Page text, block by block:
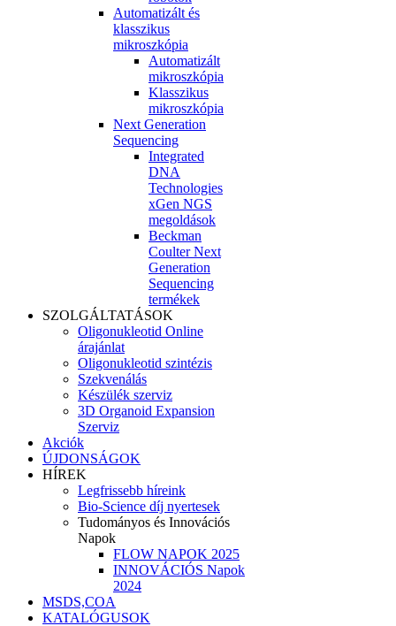
Automatizált és
klasszikus
mikroszkópia
Automatizált
mikroszkópia
Klasszikus
mikroszkópia
Next Generation
Sequencing
Integrated
DNA
Technologies
xGen NGS
megoldások
Beckman
Coulter Next
Generation
Sequencing
termékek
SZOLGÁLTATÁSOK
Oligonukleotid Online
árajánlat
Oligonukleotid szintézis
Szekvenálás
Készülék szerviz
3D Organoid Expansion
Szerviz
Akciók
ÚJDONSÁGOK
HÍREK
Legfrissebb híreink
Bio-Science díj nyertesek
Tudományos és Innovációs
Napok
FLOW NAPOK 2025
INNOVÁCIÓS Napok
2024
MSDS,COA
KATALÓGUSOK